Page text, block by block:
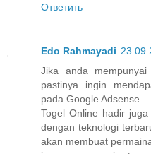
Ответить
Edo Rahmayadi
Jika anda
pastinya ingin
pada Google Adsense.
Togel Online hadir
dengan teknologi
akan membuat